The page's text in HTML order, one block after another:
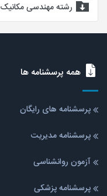
رشته مهندسی مکانیک
همه پرسشنامه ها
پرسشنامه های رایگان
پرسشنامه مدیریت
آزمون روانشناسی
پرسشنامه پزشکی